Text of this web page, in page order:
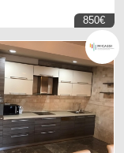
850€